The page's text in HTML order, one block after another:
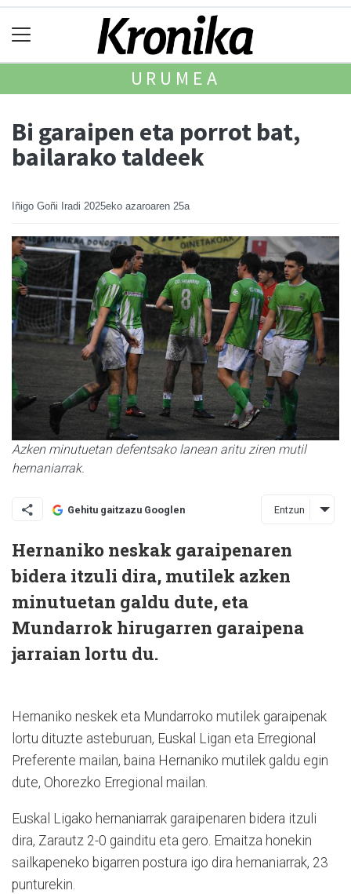
URUMEA
Bi garaipen eta porrot bat,
bailarako taldeek
Iñigo Goñi Iradi 2025eko azaroaren 25a
Azken minutuetan defentsako lanean aritu ziren mutil
hernaniarrak.
Gehitu gaitzazu Googlen Entzun
Hernaniko neskak garaipenaren
bidera itzuli dira, mutilek azken
minutuetan galdu dute, eta
Mundarrok hirugarren garaipena
jarraian lortu du.
Hernaniko neskek eta Mundarroko mutilek garaipenak
lortu dituzte asteburuan, Euskal Ligan eta Erregional
Preferente mailan, baina Hernaniko mutilek galdu egin
dute, Ohorezko Erregional mailan.
Euskal Ligako hernaniarrak garaipenaren bidera itzuli
dira, Zarautz 2-0 gainditu eta gero. Emaitza honekin
sailkapeneko bigarren postura igo dira hernaniarrak, 23
punturekin.